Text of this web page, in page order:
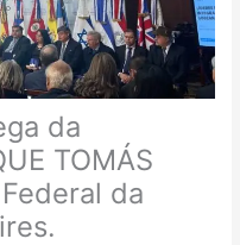
da
TOMÁS
da